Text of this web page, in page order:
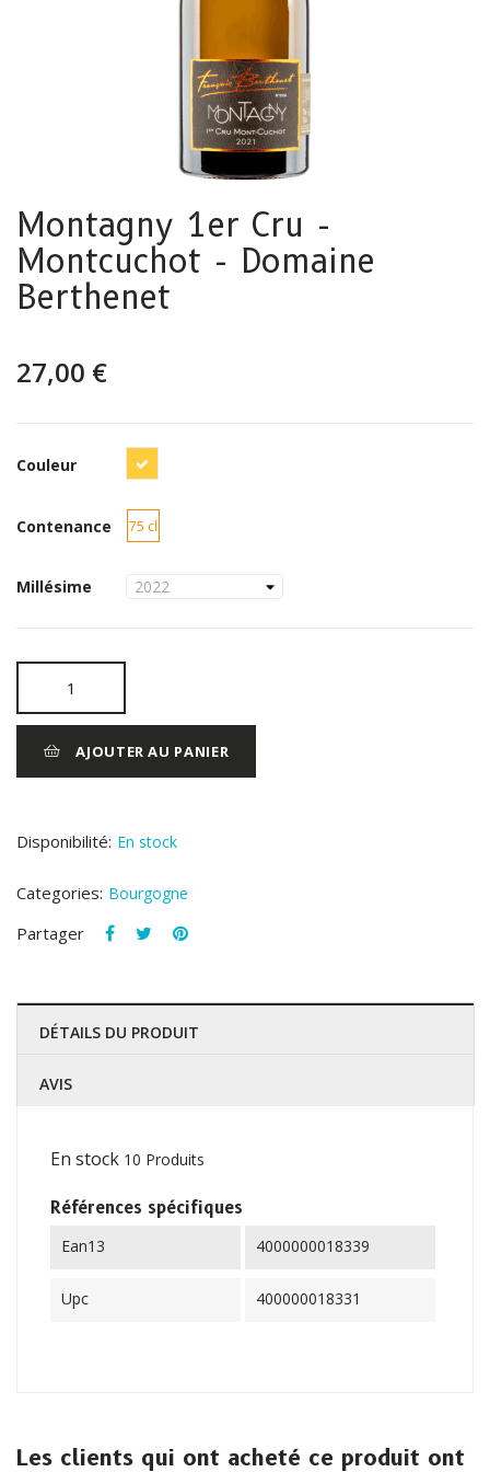
Montagny 1er Cru -
Montcuchot - Domaine
Berthenet
27,00 €
Couleur
Contenance 75 cl
Millésime
AJOUTER AU PANIER
Disponibilité: En stock
Categories: Bourgogne
Partager
DÉTAILS DU PRODUIT
AVIS
En stock 10 Produits
Références spécifiques
Ean13 4000000018339
Upc 400000018331
Les clients qui ont acheté ce produit ont